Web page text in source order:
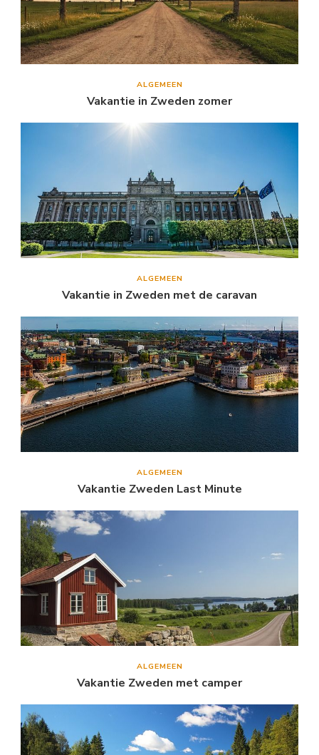
ALGEMEEN
Vakantie in Zweden zomer
ALGEMEEN
Vakantie in Zweden met de caravan
ALGEMEEN
Vakantie Zweden Last Minute
ALGEMEEN
Vakantie Zweden met camper